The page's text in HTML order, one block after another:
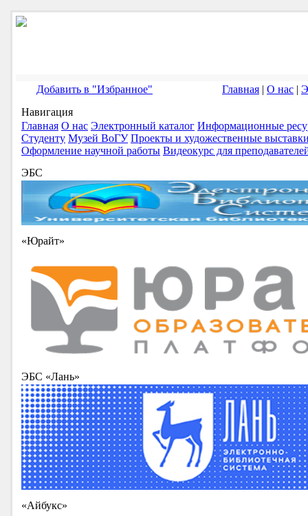
Добавить в "Избранное" Главная | О нас |
Навигация
Главная О нас Электронный каталог Информационные
Студенту Музей ВоГУ Проекты и художественные
Оформление научной работы Видеокурс для
ЭБС
«Юрайт»
ЭБС «Лань»
«Айбукс»